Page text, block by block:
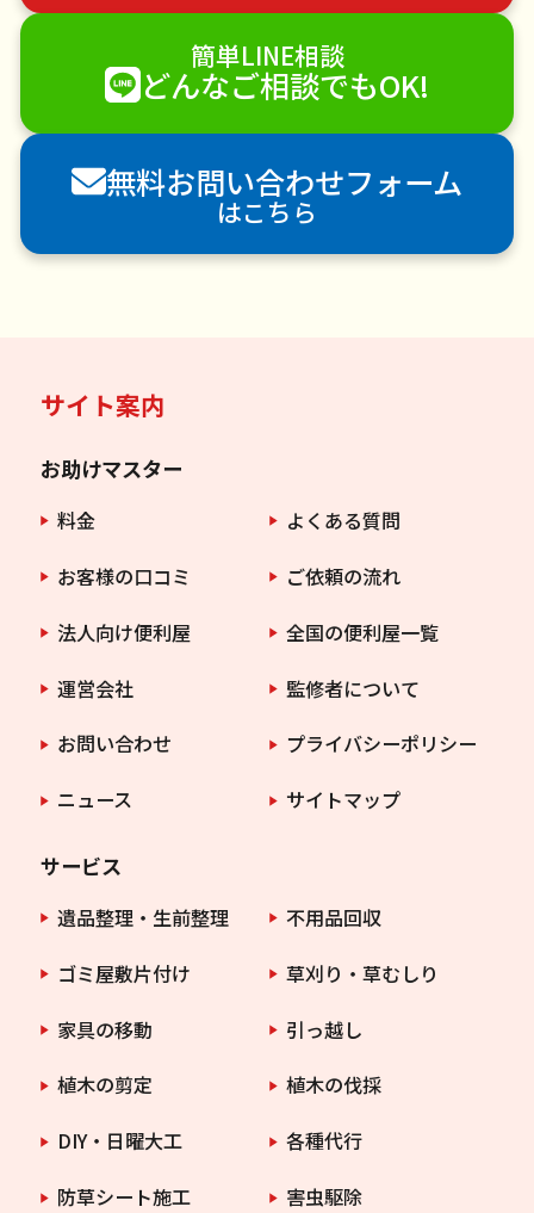
DIY・日曜大工
ハウスクリーニング
雪かき・雪下ろし
電球交換
襖（ふすま）の張替え
空き家管理
各種代行
害獣駆除
防草シート施工
ナメクジ駆除
害虫駆除
簡単LINE相談
どんなご相談でもOK!
無料お問い合わせフォーム
はこちら
サイト案内
お助けマスター
料金
よくある質問
お客様の口コミ
ご依頼の流れ
法人向け便利屋
全国の便利屋一覧
運営会社
監修者について
お問い合わせ
プライバシーポリシー
ニュース
サイトマップ
サービス
遺品整理・生前整理
不用品回収
ゴミ屋敷片付け
草刈り・草むしり
家具の移動
引っ越し
植木の剪定
植木の伐採
DIY・日曜大工
各種代行
防草シート施工
害虫駆除